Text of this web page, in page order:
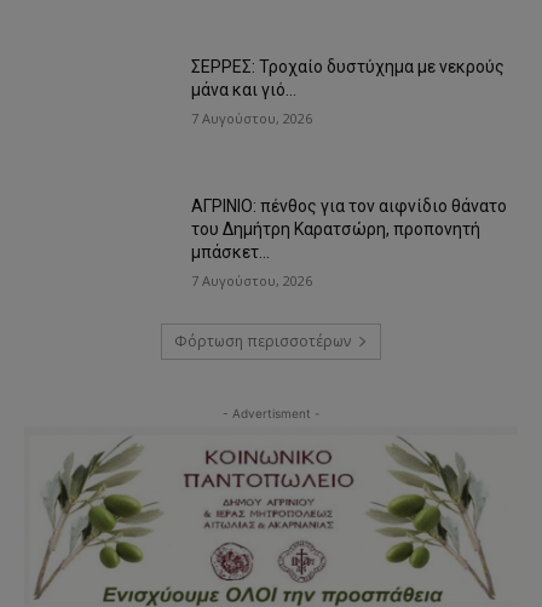
ΣΕΡΡΕΣ: Τροχαίο δυστύχημα με νεκρούς
μάνα και γιό…
7 Αυγούστου, 2026
ΑΓΡΙΝΙΟ: πένθος για τον αιφνίδιο θάνατο
του Δημήτρη Καρατσώρη, προπονητή
μπάσκετ…
7 Αυγούστου, 2026
Φόρτωση περισσοτέρων
- Advertisment -